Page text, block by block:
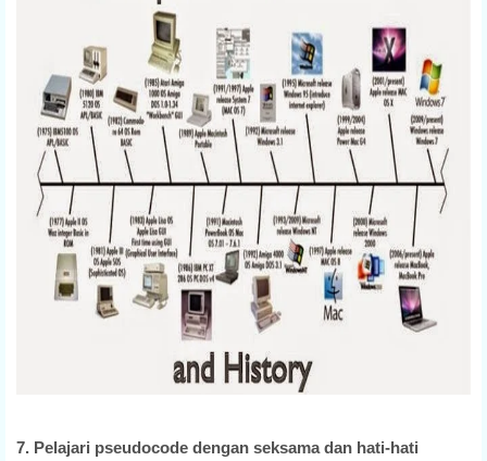
7. Pelajari pseudocode dengan seksama dan hati-hati